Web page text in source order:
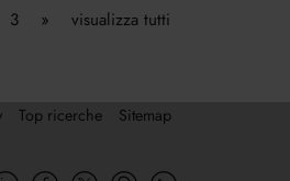
3 » visualizza tutti
Top ricerche Sitemap